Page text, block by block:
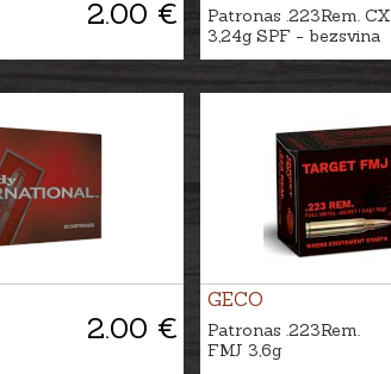
2.00 €
Patronas .223Rem. CX
3,24g SPF - bezsvina
2.00 €
GECO
Patronas .223Rem.
FMJ 3,6g